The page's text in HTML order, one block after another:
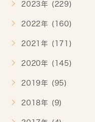
2023年 (229)
2022年 (160)
2021年 (171)
2020年 (145)
2019年 (95)
2018年 (9)